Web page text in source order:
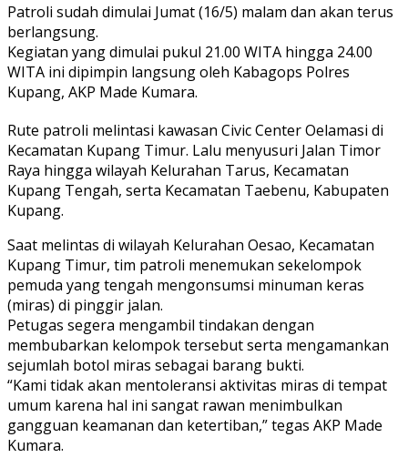
Patroli sudah dimulai Jumat (16/5) malam dan akan terus
berlangsung.
Kegiatan yang dimulai pukul 21.00 WITA hingga 24.00
WITA ini dipimpin langsung oleh Kabagops Polres
Kupang, AKP Made Kumara.
Rute patroli melintasi kawasan Civic Center Oelamasi di
Kecamatan Kupang Timur. Lalu menyusuri Jalan Timor
Raya hingga wilayah Kelurahan Tarus, Kecamatan
Kupang Tengah, serta Kecamatan Taebenu, Kabupaten
Kupang.
Saat melintas di wilayah Kelurahan Oesao, Kecamatan
Kupang Timur, tim patroli menemukan sekelompok
pemuda yang tengah mengonsumsi minuman keras
(miras) di pinggir jalan.
Petugas segera mengambil tindakan dengan
membubarkan kelompok tersebut serta mengamankan
sejumlah botol miras sebagai barang bukti.
“Kami tidak akan mentoleransi aktivitas miras di tempat
umum karena hal ini sangat rawan menimbulkan
gangguan keamanan dan ketertiban,” tegas AKP Made
Kumara.